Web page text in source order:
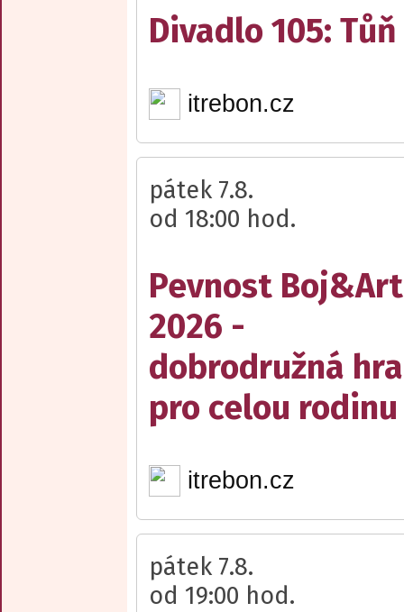
Divadlo 105: Tůň
itrebon.cz
pátek 7.8.
od 18:00 hod.
Pevnost Boj&Art
2026 -
dobrodružná hra
pro celou rodinu
itrebon.cz
pátek 7.8.
od 19:00 hod.